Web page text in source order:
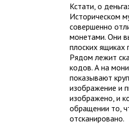
Кстати, о
Историческом
совершенно
монетами. Они
плоских ящиках
Рядом лежит
кодов. А на
показывают
изображение и
изображено, и
обращении то,
отсканировано.